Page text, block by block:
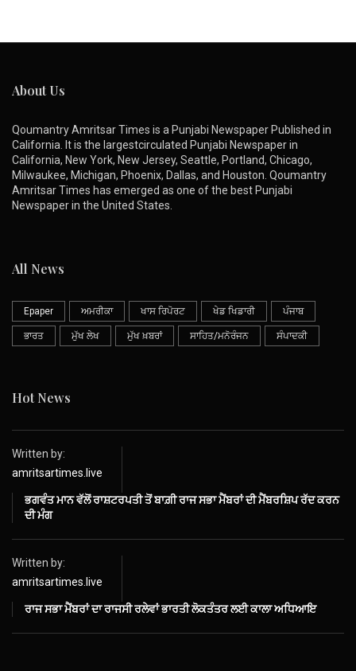
About Us
Qoumantry Amritsar Times is a Punjabi Newspaper Published in
California. It is the largestcirculated Punjabi Newspaper in
California, New York, New Jersey, Seattle, Portland, Chicago,
Milwaukee, Michigan, Phoenix, Dallas, and Houston. Qoumantry
Amritsar Times has emerged as one of the best Punjabi
Newspaper in the United States.
All News
Epaper ਅਮਰੀਕਾ ਖਾਸ ਰਿਪੋਰਟ ਖੇਡ ਖਿਡਾਰੀ ਪੰਜਾਬ
ਭਾਰਤ ਮੁੱਖ ਲੇਖ ਮੁੱਖ ਖ਼ਬਰਾਂ ਸਾਹਿਤ/ਮਨੋਰੰਜਨ ਸੰਪਾਦਕੀ
Hot News
Written by:
amritsartimes.live
ਭਗਵੰਤ ਮਾਨ ਵੱਲੋਂ ਰਾਸ਼ਟਰਪਤੀ ਤੋਂ ਬਾਗ਼ੀ ਰਾਜ ਸਭਾ ਮੈਂਬਰਾਂ ਦੀ ਮੈਂਬਰਸ਼ਿਪ ਰੱਦ ਕਰਨ
ਦੀ ਮੰਗ
Written by:
amritsartimes.live
ਰਾਜ ਸਭਾ ਮੈਂਬਰਾਂ ਦਾ ਰਾਜਸੀ ਰਲੇਵਾਂ ਭਾਰਤੀ ਲੋਕਤੰਤਰ ਲਈ ਕਾਲਾ ਅਧਿਆਇ